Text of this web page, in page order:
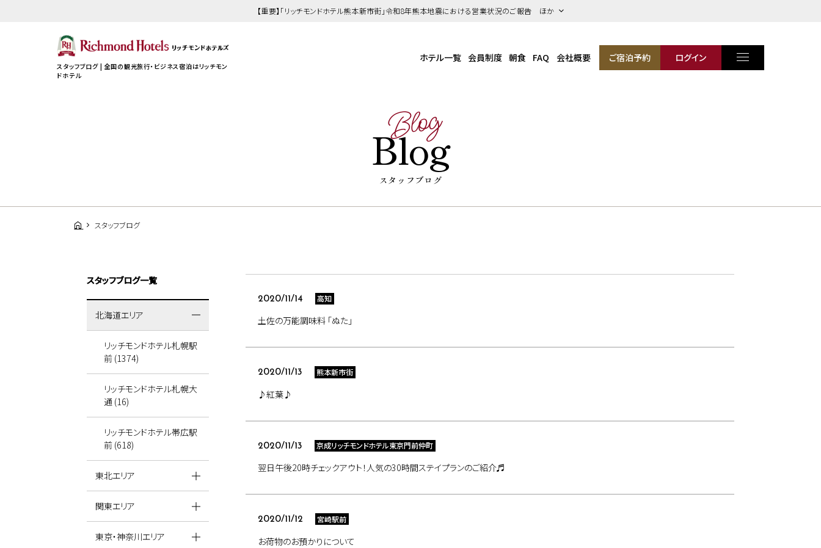
【重要】「リッチモンドホテル熊本新市街」令和8年熊本地震における営業状況のご報告 ほか
スタッフブログ | 全国の観光旅行・ビジネス宿泊はリッチモン
ドホテル
ホテル一覧 会員制度 朝食 FAQ 会社概要 ご宿泊予約 ログイン
Blog
Blog
スタッフブログ
スタッフブログ
2020/11/14 高知
土佐の万能調味料 「ぬた」
2020/11/13 熊本新市街
♪紅葉♪
2020/11/13 京成リッチモンドホテル東京門前仲町
翌日午後20時チェックアウト！人気の30時間ステイプランのご紹介♬
2020/11/12 宮崎駅前
お荷物のお預かりについて
スタッフブログ一覧
北海道エリア
リッチモンドホテル札幌駅
前 (1374)
リッチモンドホテル札幌大
通 (16)
リッチモンドホテル帯広駅
前 (618)
東北エリア
関東エリア
東京・神奈川エリア